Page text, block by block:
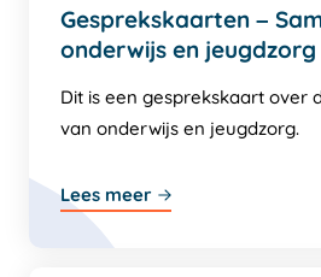
Gesprekskaarten –
onderwijs en jeugdzorg
Dit is een gesprekskaart over
van onderwijs en jeugdzorg.
Lees meer